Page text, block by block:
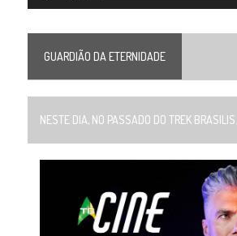
GUARDIÃO DA ETERNIDADE
NESTE DIA, NO PASSADO DO TREK BRASILIS...